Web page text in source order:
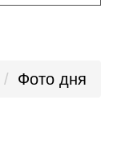
Фото дня